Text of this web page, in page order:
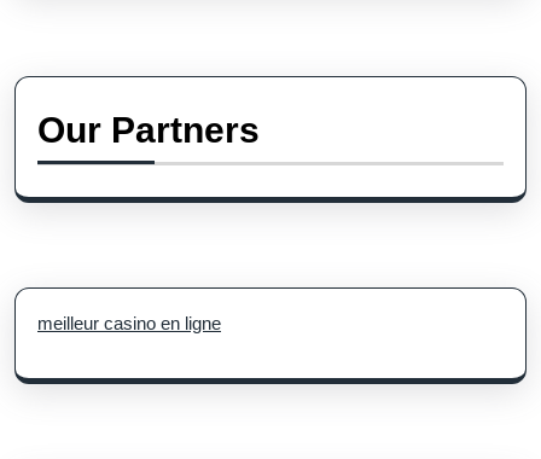
Our Partners
meilleur casino en ligne